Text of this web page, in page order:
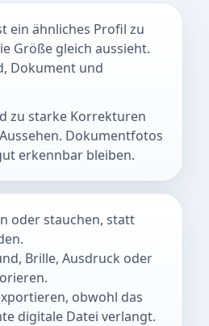
ein ähnliches Profil zu
Größe gleich aussieht.
Dokument und
zu starke Korrekturen
Dokumentfotos
erkennbar bleiben.
oder stauchen, statt
Brille, Ausdruck oder
obwohl das
digitale Datei verlangt.